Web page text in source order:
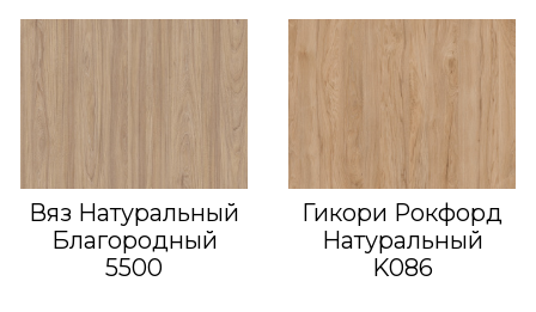
Вяз Натуральный
Благородный
5500
Гикори Рокфорд
Натуральный
K086